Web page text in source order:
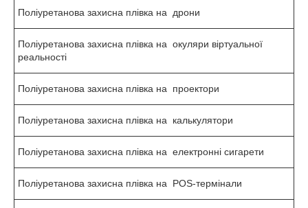
Поліуретанова захисна плівка на дрони
Поліуретанова захисна плівка на окуляри віртуальної
реальності
Поліуретанова захисна плівка на проектори
Поліуретанова захисна плівка на калькулятори
Поліуретанова захисна плівка на електронні сигарети
Поліуретанова захисна плівка на POS-термінали